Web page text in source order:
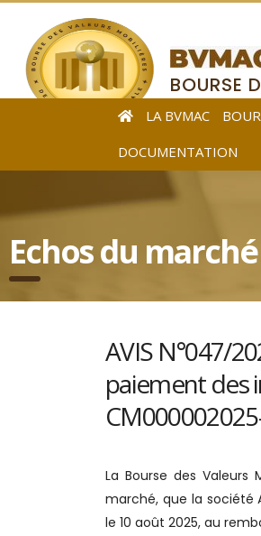
BOURSE
DE
LA BVMAC
DOCUMENTATION
Echos du
AVIS N°047/
paiement des
La Bourse des
marché, que la société
le 10 août 2025, au